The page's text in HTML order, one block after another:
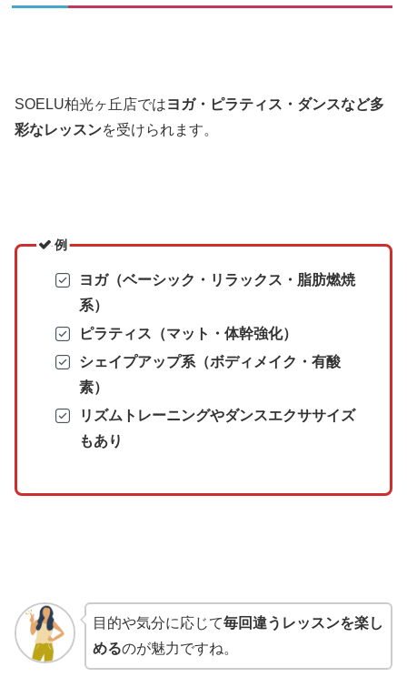
SOELU柏光ヶ丘店ではヨガ・ピラティス・ダンスなど多
彩なレッスンを受けられます。
例
ヨガ（ベーシック・リラックス・脂肪燃焼
系）
ピラティス（マット・体幹強化）
シェイプアップ系（ボディメイク・有酸
素）
リズムトレーニングやダンスエクササイズ
もあり
目的や気分に応じて毎回違うレッスンを楽し
めるのが魅力ですね。